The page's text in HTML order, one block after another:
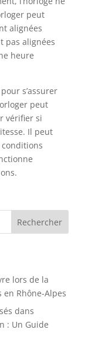
peut
alignées
pas alignées
heure
s’assurer
peut
vérifier si
Il peut
conditions
Rechercher
lors de la
Rhône-Alpes
dans
: Un Guide